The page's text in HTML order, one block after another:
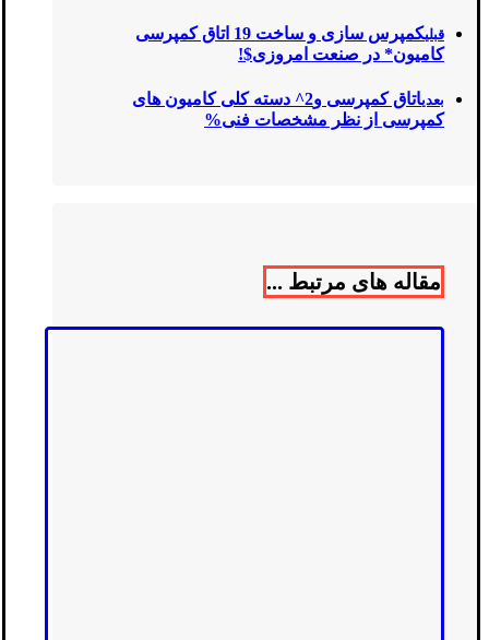
قبلی
کمپرس سازی و ساخت 19 اتاق کمپرسی
کامیون* در صنعت امروزی$!
بعدی
اتاق کمپرسی و2^ دسته کلی کامیون های
کمپرسی از نظر مشخصات فنی%
مقاله های مرتبط ...